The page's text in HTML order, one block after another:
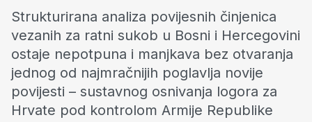
Strukturirana analiza povijesnih činjenica
vezanih za ratni sukob u Bosni i Hercegovini
ostaje nepotpuna i manjkava bez otvaranja
jednog od najmračnijih poglavlja novije
povijesti – sustavnog osnivanja logora za
Hrvate pod kontrolom Armije Republike